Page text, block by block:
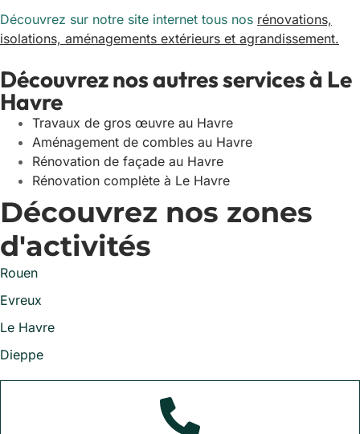
Découvrez sur notre site internet tous nos rénovations,
isolations, aménagements extérieurs et agrandissement.
Découvrez nos autres services à Le
Havre
Travaux de gros œuvre au Havre
Aménagement de combles au Havre
Rénovation de façade au Havre
Rénovation complète à Le Havre
Découvrez nos zones
d'activités
Rouen
Evreux
Le Havre
Dieppe